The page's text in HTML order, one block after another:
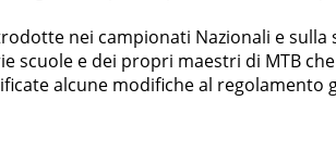
nei campionati Nazionali e
scuole e dei propri maestri di MTB
alcune modifiche al regolamento